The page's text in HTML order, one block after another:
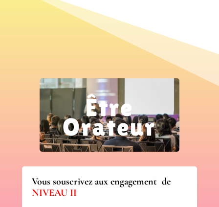
Être
Orateur
Vous souscrivez aux engagement de
NIVEAU II